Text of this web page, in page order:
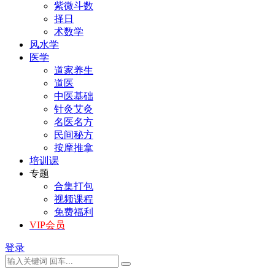
紫微斗数
择日
术数学
风水学
医学
道家养生
道医
中医基础
针灸艾灸
名医名方
民间秘方
按摩推拿
培训课
专题
合集打包
视频课程
免费福利
VIP会员
登录